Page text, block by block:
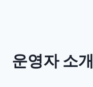
운영자 소개